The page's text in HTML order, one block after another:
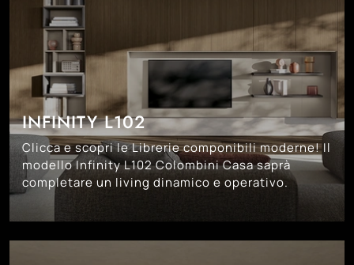
INFINITY L102
Clicca e scopri le Librerie componibili moderne! Il
modello Infinity L102 Colombini Casa saprà
completare un living dinamico e operativo.